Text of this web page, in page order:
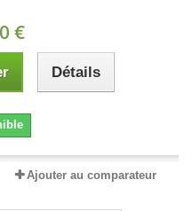
€
Détails
Ajouter au comparateur